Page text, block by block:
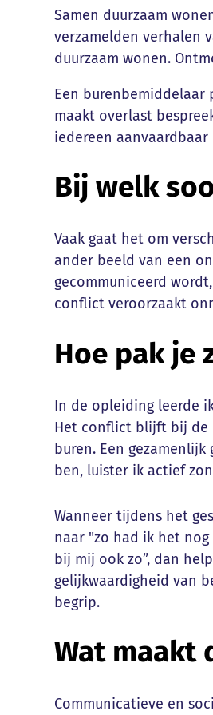
Samen duurzaam
verzamelden verhalen
duurzaam wonen.
Een
maakt overlast
iedereen
Bij welk
Vaak gaat het om
ander beeld van een
gecommuniceerd
conflict veroorzaakt
Hoe pak je
In de opleiding leerde
Het conflict blijft bij de
buren. Een
ben, luister ik actief
Wanneer tijdens het
naar "zo had ik het
bij mij ook zo”, dan
gelijkwaardigheid van
begrip.
Wat maakt
Communicatieve en